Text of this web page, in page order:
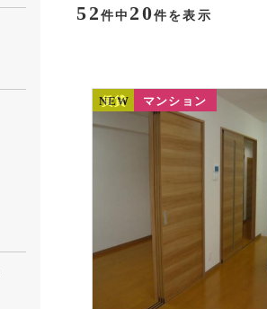
52 件中 20件を表示
賃貸
NEW マンション